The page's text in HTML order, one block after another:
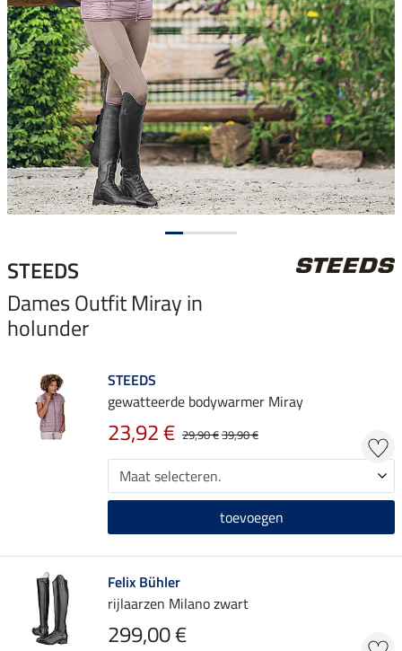
STEEDS
Dames Outfit Miray in
holunder
STEEDS
gewatteerde bodywarmer Miray
23,92 € 29,90 €39,90 €
toevoegen
Felix Bühler
rijlaarzen Milano zwart
299,00 €